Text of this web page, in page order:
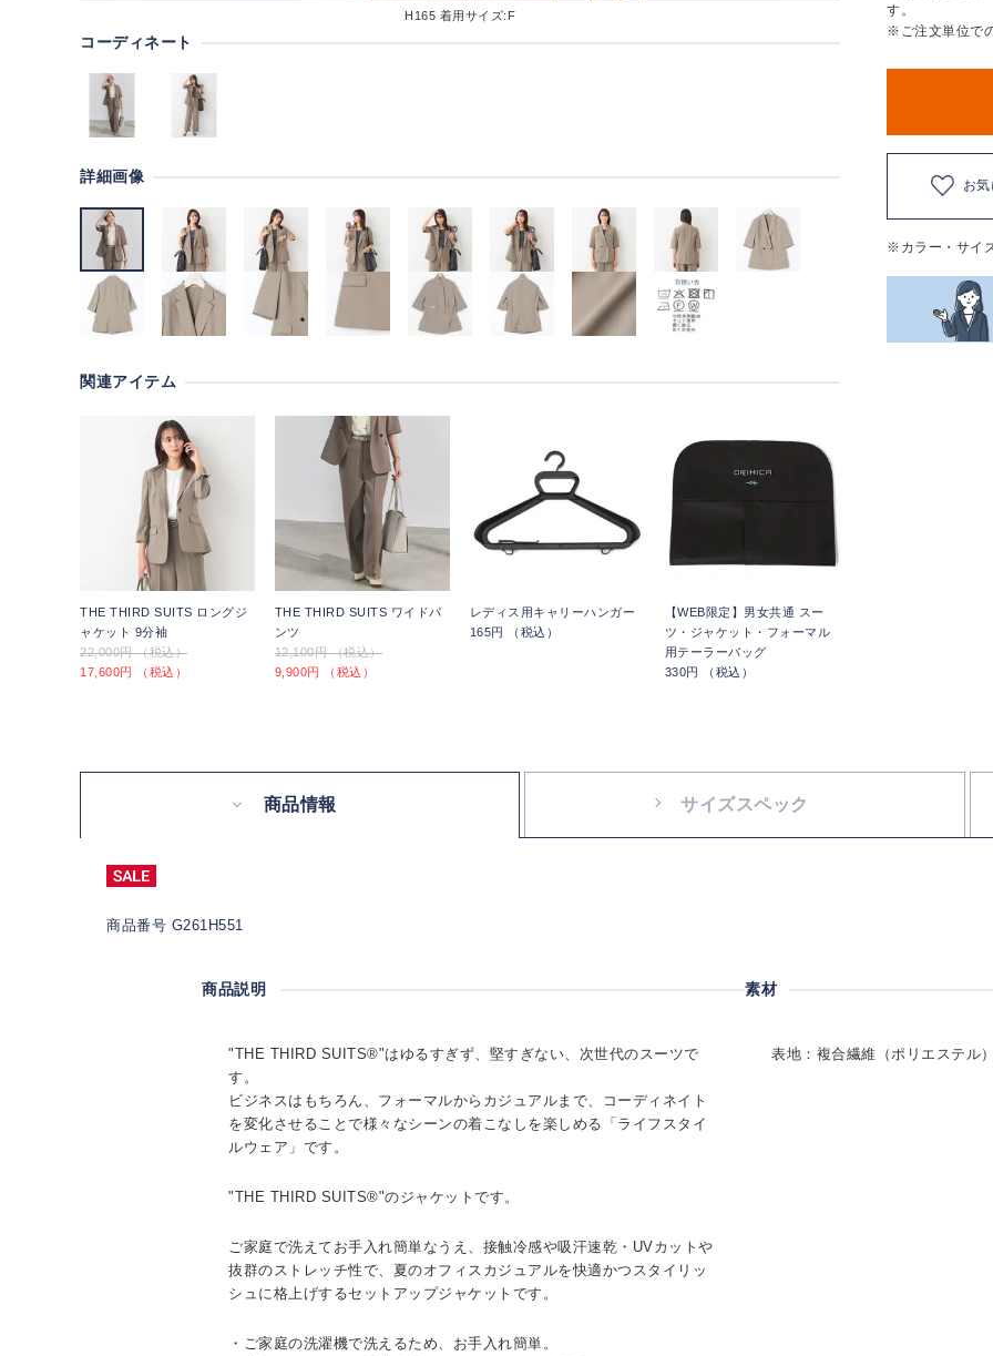
H165 着用サイズ:F
コーディネート
詳細画像
関連アイテム
THE THIRD SUITS ロングジ
ャケット 9分袖
22,000円 （税込）
17,600円 （税込）
THE THIRD SUITS ワイドパ
ンツ
12,100円 （税込）
9,900円 （税込）
レディス用キャリーハンガー
165円 （税込）
【WEB限定】男女共通 スー
ツ・ジャケット・フォーマル
用テーラーバッグ
330円 （税込）
す。
※ご注文単位で
お
※カラー・サイ
商品情報 サイズスペック
商品番号 G261H551
商品説明
"THE THIRD SUITS®"はゆるすぎず、堅すぎない、次世代のスーツで
す。
ビジネスはもちろん、フォーマルからカジュアルまで、コーディネイト
を変化させることで様々なシーンの着こなしを楽しめる「ライフスタイ
ルウェア」です。
"THE THIRD SUITS®"のジャケットです。
ご家庭で洗えてお手入れ簡単なうえ、接触冷感や吸汗速乾・UVカットや
抜群のストレッチ性で、夏のオフィスカジュアルを快適かつスタイリッ
シュに格上げするセットアップジャケットです。
・ご家庭の洗濯機で洗えるため、お手入れ簡単。
素材
表地：複合繊維（ポリエステル